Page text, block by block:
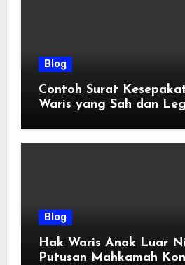
Blog
Contoh Surat
Waris yang Sah dan
Blog
Hak Waris Anak Luar
Putusan Mahkamah